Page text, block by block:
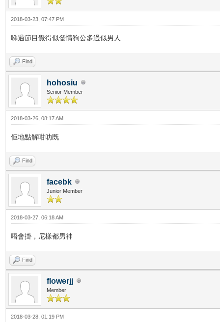
2018-03-23, 07:47 PM
睇過節目覺得似發情狗公多過似男人
Find
hohosiu
Senior Member
2018-03-26, 08:17 AM
佢地點解咁叻既
Find
facebk
Junior Member
2018-03-27, 06:18 AM
唔會掛，尼樣都男神
Find
flowerjj
Member
2018-03-28, 01:19 PM